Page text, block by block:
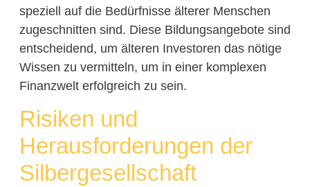
speziell auf die Bedürfnisse älterer Menschen
zugeschnitten sind. Diese Bildungsangebote sind
entscheidend, um älteren Investoren das nötige
Wissen zu vermitteln, um in einer komplexen
Finanzwelt erfolgreich zu sein.
Risiken und
Herausforderungen der
Silbergesellschaft